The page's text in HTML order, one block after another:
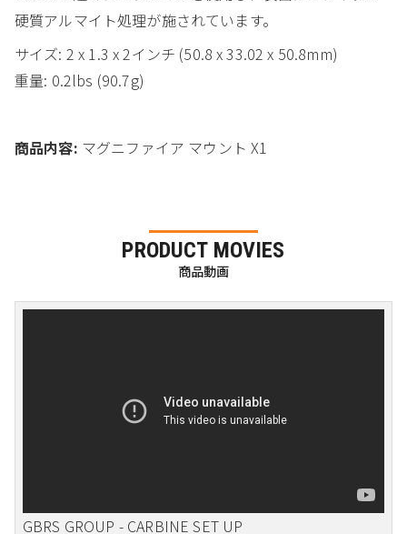
硬質アルマイト処理が施されています。
サイズ: 2 x 1.3 x 2インチ (50.8 x 33.02 x 50.8mm)
重量: 0.2lbs (90.7g)
商品内容: マグニファイア マウント X1
PRODUCT MOVIES
商品動画
GBRS GROUP - CARBINE SET UP